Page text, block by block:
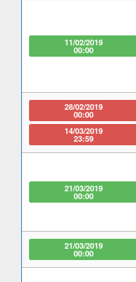
11/02/2019
00:00
28/02/2019
00:00
14/03/2019
23:59
21/03/2019
00:00
21/03/2019
00:00